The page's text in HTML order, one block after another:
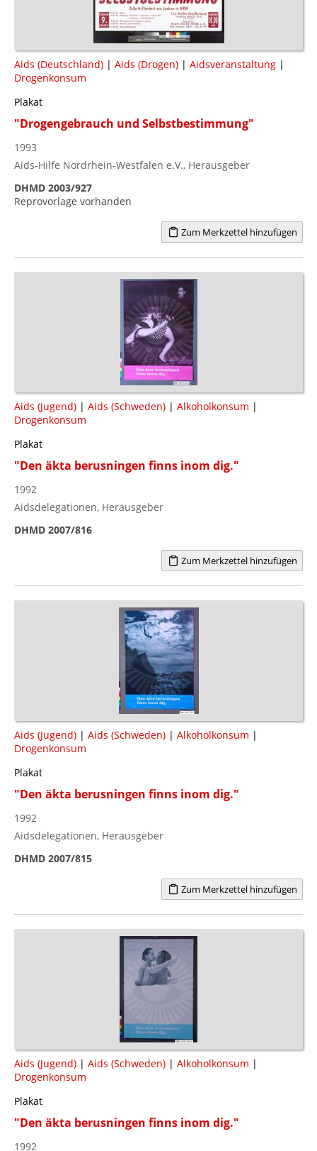
Aids (Deutschland) | Aids (Drogen) | Aidsveranstaltung |
Drogenkonsum
Plakat
"Drogengebrauch und Selbstbestimmung"
1993
Aids-Hilfe Nordrhein-Westfalen e.V., Herausgeber
DHMD 2003/927
Reprovorlage vorhanden
Zum Merkzettel hinzufügen
Aids (Jugend) | Aids (Schweden) | Alkoholkonsum |
Drogenkonsum
Plakat
"Den äkta berusningen finns inom dig."
1992
Aidsdelegationen, Herausgeber
DHMD 2007/816
Zum Merkzettel hinzufügen
Aids (Jugend) | Aids (Schweden) | Alkoholkonsum |
Drogenkonsum
Plakat
"Den äkta berusningen finns inom dig."
1992
Aidsdelegationen, Herausgeber
DHMD 2007/815
Zum Merkzettel hinzufügen
Aids (Jugend) | Aids (Schweden) | Alkoholkonsum |
Drogenkonsum
Plakat
"Den äkta berusningen finns inom dig."
1992